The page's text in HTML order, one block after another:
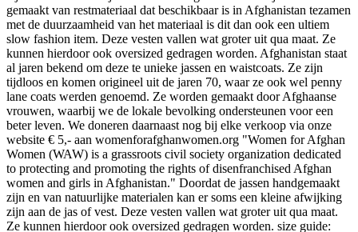
gemaakt van restmateriaal dat beschikbaar is in Afghanistan tezamen
met de duurzaamheid van het materiaal is dit dan ook een ultiem
slow fashion item. Deze vesten vallen wat groter uit qua maat. Ze
kunnen hierdoor ook oversized gedragen worden. Afghanistan staat
al jaren bekend om deze te unieke jassen en waistcoats. Ze zijn
tijdloos en komen origineel uit de jaren 70, waar ze ook wel penny
lane coats werden genoemd. Ze worden gemaakt door Afghaanse
vrouwen, waarbij we de lokale bevolking ondersteunen voor een
beter leven. We doneren daarnaast nog bij elke verkoop via onze
website € 5,- aan womenforafghanwomen.org "Women for Afghan
Women (WAW) is a grassroots civil society organization dedicated
to protecting and promoting the rights of disenfranchised Afghan
women and girls in Afghanistan." Doordat de jassen handgemaakt
zijn en van natuurlijke materialen kan er soms een kleine afwijking
zijn aan de jas of vest. Deze vesten vallen wat groter uit qua maat.
Ze kunnen hierdoor ook oversized gedragen worden. size guide: